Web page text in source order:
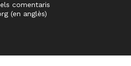
comentaris
(en anglès)